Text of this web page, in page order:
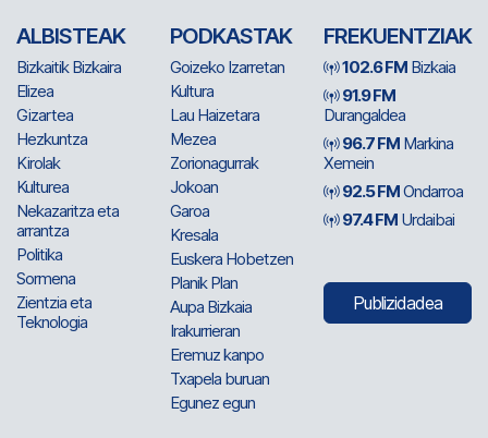
ALBISTEAK
Bizkaitik Bizkaira
Elizea
Gizartea
Hezkuntza
Kirolak
Kulturea
Nekazaritza eta
arrantza
Politika
Sormena
Zientzia eta
Teknologia
PODKASTAK
Goizeko Izarretan
Kultura
Lau Haizetara
Mezea
Zorionagurrak
Jokoan
Garoa
Kresala
Euskera Hobetzen
Planik Plan
Aupa Bizkaia
Irakurrieran
Eremuz kanpo
Txapela buruan
Egunez egun
FREKUENTZIAK
102.6 FM Bizkaia
91.9 FM
Durangaldea
96.7 FM Markina
Xemein
92.5 FMOndarroa
97.4 FM Urdaibai
Publizidadea